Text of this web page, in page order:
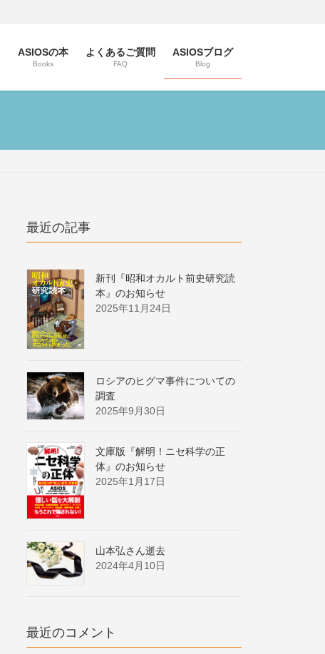
ASIOSの本
Books
よくあるご質問
FAQ
ASIOSブログ
Blog
最近の記事
新刊『昭和オカルト前史研究読
本』のお知らせ
2025年11月24日
ロシアのヒグマ事件についての
調査
2025年9月30日
文庫版『解明！ニセ科学の正
体』のお知らせ
2025年1月17日
山本弘さん逝去
2024年4月10日
最近のコメント